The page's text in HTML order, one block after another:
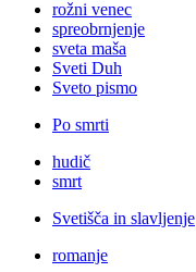
rožni venec
spreobrnjenje
sveta maša
Sveti Duh
Sveto pismo
Po smrti
hudič
smrt
Svetišča in slavljenje
romanje